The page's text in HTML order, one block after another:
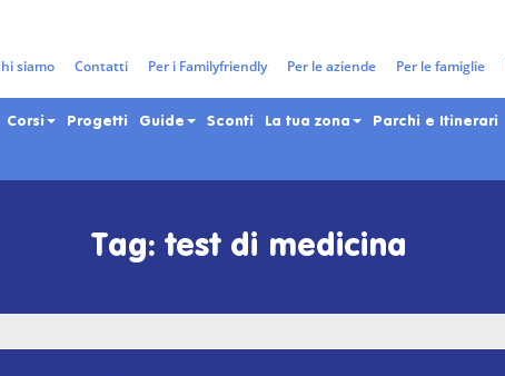
siamo Contatti Per i Familyfriendly Per le aziende Per le famiglie
Corsi Progetti Guide Sconti La tua zona Parchi e Itinerari
Tag: test di medicina